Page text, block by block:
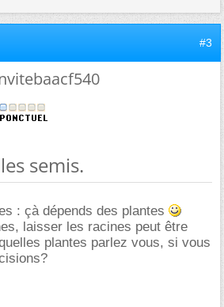
#3
semis.
: çà dépends des plantes
laisser les racines peut être
plantes parlez vous, si vous